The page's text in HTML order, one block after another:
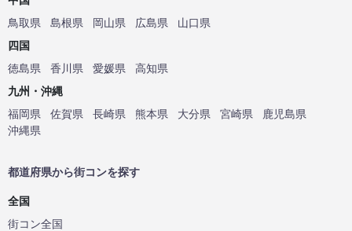
鳥取県
島根県 岡山県 広島県
山口県
四国
徳島県
香川県 愛媛県
高知県
九州・沖縄
福岡県
佐賀県 長崎県 熊本県 大分県 宮崎県
鹿児島県
沖縄県
都道府県から街コンを探す
全国
街コン全国